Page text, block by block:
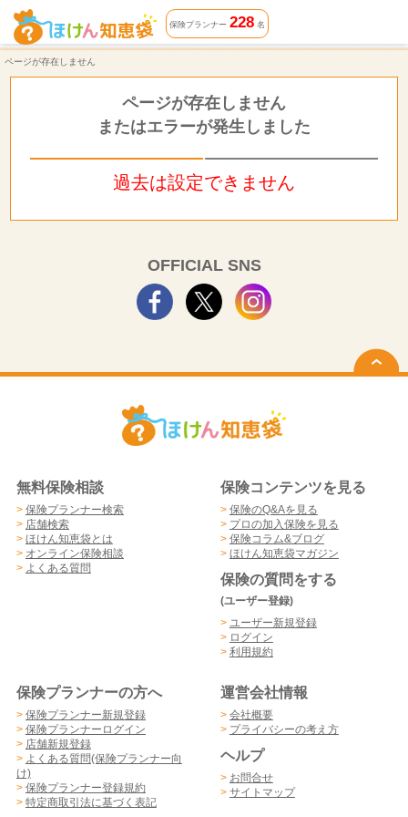
ページが存在しません | ほけん知恵袋
保険プランナー 228名
ページが存在しません
ページが存在しません
またはエラーが発生しました
過去は設定できません
OFFICIAL SNS
無料保険相談
> 保険プランナー検索
> 店舗検索
> ほけん知恵袋とは
> オンライン保険相談
> よくある質問
保険コンテンツを見る
> 保険のQ&Aを見る
> プロの加入保険を見る
> 保険コラム&ブログ
> ほけん知恵袋マガジン
保険の質問をする
(ユーザー登録)
> ユーザー新規登録
> ログイン
> 利用規約
保険プランナーの方へ
> 保険プランナー新規登録
> 保険プランナーログイン
> 店舗新規登録
> よくある質問(保険プランナー向
け)
> 保険プランナー登録規約
> 特定商取引法に基づく表記
運営会社情報
> 会社概要
> プライバシーの考え方
ヘルプ
> お問合せ
> サイトマップ